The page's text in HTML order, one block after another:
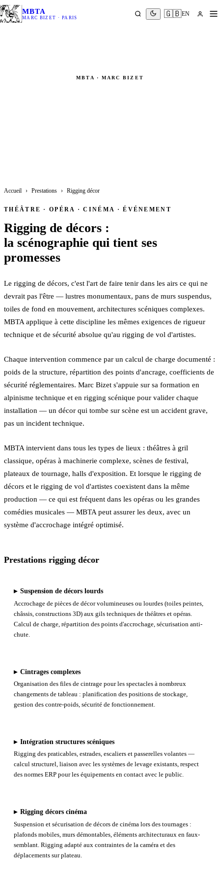
MBTA
MARC BIZET · PARIS 🇬🇧EN
MBTA · MARC BIZET
Accueil › Prestations › Rigging décor
THÉÂTRE · OPÉRA · CINÉMA · ÉVÉNEMENT
Rigging de décors :
la scénographie qui tient ses
promesses
Le rigging de décors, c'est l'art de faire tenir dans les airs ce qui ne
devrait pas l'être — lustres monumentaux, pans de murs suspendus,
toiles de fond en mouvement, architectures scéniques complexes.
MBTA applique à cette discipline les mêmes exigences de rigueur
technique et de sécurité absolue qu'au rigging de vol d'artistes.
Chaque intervention commence par un calcul de charge documenté :
poids de la structure, répartition des points d'ancrage, coefficients de
sécurité réglementaires. Marc Bizet s'appuie sur sa formation en
alpinisme technique et en rigging scénique pour valider chaque
installation — un décor qui tombe sur scène est un accident grave,
pas un incident technique.
MBTA intervient dans tous les types de lieux : théâtres à gril
classique, opéras à machinerie complexe, scènes de festival,
plateaux de tournage, halls d'exposition. Et lorsque le rigging de
décors et le rigging de vol d'artistes coexistent dans la même
production — ce qui est fréquent dans les opéras ou les grandes
comédies musicales — MBTA peut assurer les deux, avec un
système d'accrochage intégré optimisé.
Prestations rigging décor
▸ Suspension de décors lourds
Accrochage de pièces de décor volumineuses ou lourdes (toiles peintes,
châssis, constructions 3D) aux gils techniques de théâtres et opéras.
Calcul de charge, répartition des points d'accrochage, sécurisation anti-
chute.
▸ Cintrages complexes
Organisation des files de cintrage pour les spectacles à nombreux
changements de tableau : planification des positions de stockage,
gestion des contre-poids, sécurité de fonctionnement.
▸ Intégration structures scéniques
Rigging des praticables, estrades, escaliers et passerelles volantes —
calcul structurel, liaison avec les systèmes de levage existants, respect
des normes ERP pour les équipements en contact avec le public.
▸ Rigging décors cinéma
Suspension et sécurisation de décors de cinéma lors des tournages :
plafonds mobiles, murs démontables, éléments architecturaux en faux-
semblant. Rigging adapté aux contraintes de la caméra et des
déplacements sur plateau.